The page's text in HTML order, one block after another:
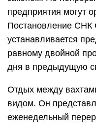
предприятия могут
Постановление СНК
устанавливается
равному двойной
дня в предыдущую
Отдых между
видом. Он
еженедельный